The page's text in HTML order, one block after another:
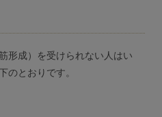
形成）を受けられない人はい
のとおりです。